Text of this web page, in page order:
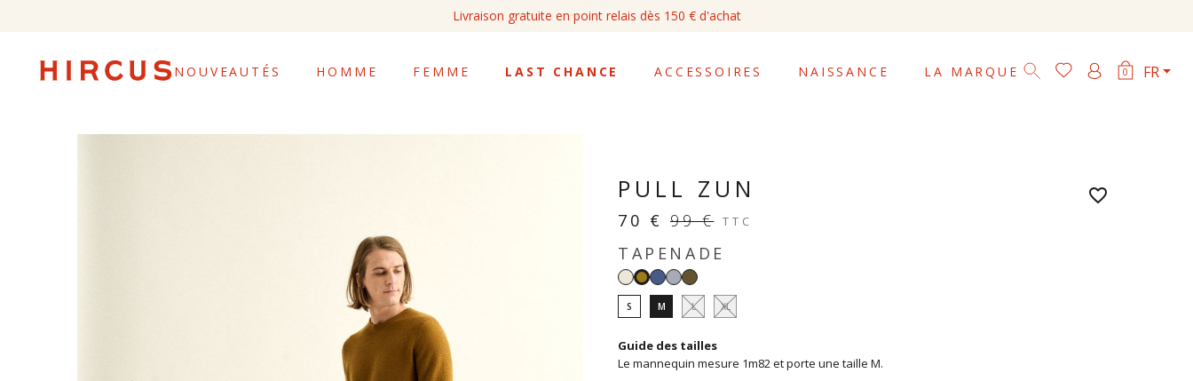
Livraison gratuite en point relais dès 150 € d'achat
NOUVEAUTÉS HOMME FEMME LAST CHANCE ACCESSOIRES NAISSANCE LA MARQUE 0 FR
PULL ZUN
70 € 99 € TTC
TAPENADE
BlancTapenade
Denim
Ciel
clair
S M L XL
Guide des tailles
Le mannequin mesure 1m82 et porte une taille M.
favorite_border